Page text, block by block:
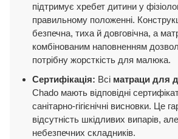
підтримує хребет дитини у
правильному положенні.
безпечна, тиха й довговічна, а
комбінованим наповненням
потрібну жорсткість для малюка.
Сертифікація: Всі матраци для
Chado мають відповідні
санітарно-гігієнічні висновки. Це
відсутність шкідливих випарів,
небезпечних складників.